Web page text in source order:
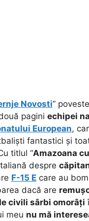
Novosti”
pagini echipei
European,
fantastici și
titlul “Amazoana
despre
F-15 E care au
dacă are
civili sârbi omorâți
meu nu mă